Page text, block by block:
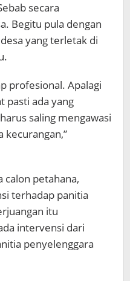
secara
Begitu pula dengan
yang terletak di
profesional. Apalagi
pasti ada yang
saling mengawasi
kecurangan,”
calon petahana,
terhadap panitia
itu
intervensi dari
penyelenggara